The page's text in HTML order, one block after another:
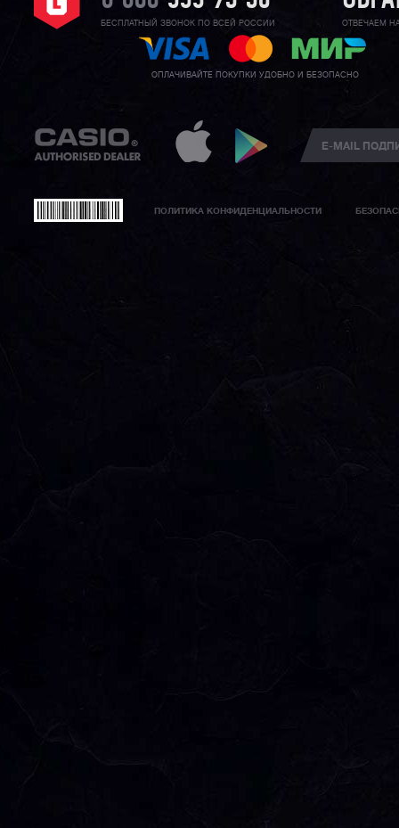
БЕСПЛАТНЫЙ ЗВОНОК ПО ВСЕЙ РОССИИ ОТВЕЧАЕМ
ОПЛАЧИВАЙТЕ ПОКУПКИ УДОБНО И БЕЗОПАСНО
ПОЛИТИКА КОНФИДЕНЦИАЛЬНОСТИ